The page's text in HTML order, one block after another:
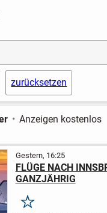
zurücksetzen
Anzeigen kostenlos
Gestern, 16:25
FLÜGE NACH
GANZJÄHRIG
Merken